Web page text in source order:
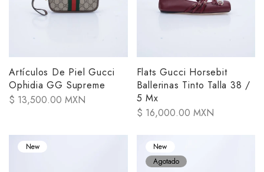
Artículos De Piel Gucci
Ophidia GG Supreme
$ 13,500.00 MXN
Flats Gucci Horsebit
Ballerinas Tinto Talla 38 /
5 Mx
$ 16,000.00 MXN
New
New
Agotado